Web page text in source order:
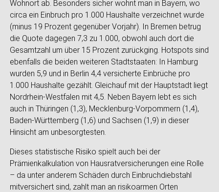
Wohnort ab. Besonders sicher wohnt man in Bayern, wo
circa ein Einbruch pro 1.000 Haushalte verzeichnet wurde
(minus 19 Prozent gegenüber Vorjahr). In Bremen betrug
die Quote dagegen 7,3 zu 1.000, obwohl auch dort die
Gesamtzahl um über 15 Prozent zurückging. Hotspots sind
ebenfalls die beiden weiteren Stadtstaaten: In Hamburg
wurden 5,9 und in Berlin 4,4 versicherte Einbrüche pro
1.000 Haushalte gezählt. Gleichauf mit der Hauptstadt liegt
Nordrhein-Westfalen mit 4,5. Neben Bayern lebt es sich
auch in Thüringen (1,3), Mecklenburg-Vorpommern (1,4),
Baden-Württemberg (1,6) und Sachsen (1,9) in dieser
Hinsicht am unbesorgtesten.
Dieses statistische Risiko spielt auch bei der
Prämienkalkulation von Hausratversicherungen eine Rolle
– da unter anderem Schäden durch Einbruchdiebstahl
mitversichert sind, zahlt man an risikoarmen Orten